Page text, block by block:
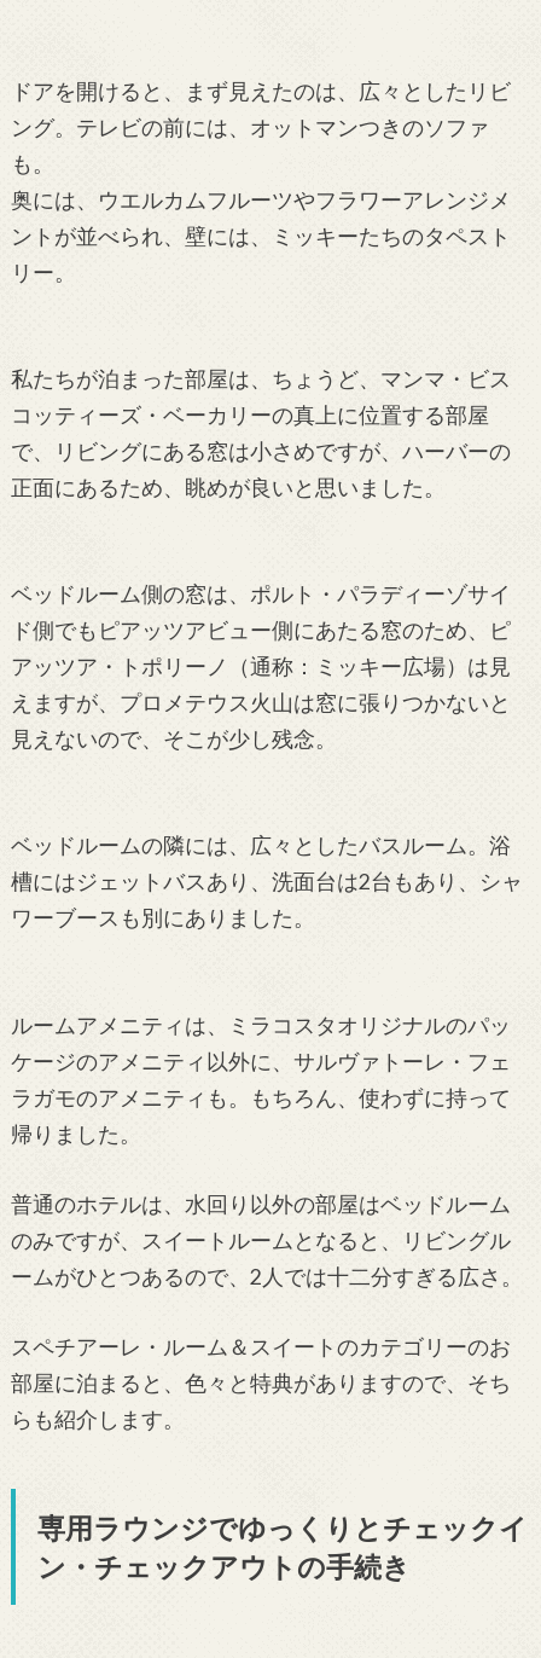
ドアを開けると、まず見えたのは、広々としたリビ
ング。テレビの前には、オットマンつきのソファ
も。
奥には、ウエルカムフルーツやフラワーアレンジメ
ントが並べられ、壁には、ミッキーたちのタペスト
リー。
私たちが泊まった部屋は、ちょうど、マンマ・ビス
コッティーズ・ベーカリーの真上に位置する部屋
で、リビングにある窓は小さめですが、ハーバーの
正面にあるため、眺めが良いと思いました。
ベッドルーム側の窓は、ポルト・パラディーゾサイ
ド側でもピアッツアビュー側にあたる窓のため、ピ
アッツア・トポリーノ（通称：ミッキー広場）は見
えますが、プロメテウス火山は窓に張りつかないと
見えないので、そこが少し残念。
ベッドルームの隣には、広々としたバスルーム。浴
槽にはジェットバスあり、洗面台は2台もあり、シャ
ワーブースも別にありました。
ルームアメニティは、ミラコスタオリジナルのパッ
ケージのアメニティ以外に、サルヴァトーレ・フェ
ラガモのアメニティも。もちろん、使わずに持って
帰りました。
普通のホテルは、水回り以外の部屋はベッドルーム
のみですが、スイートルームとなると、リビングル
ームがひとつあるので、2人では十二分すぎる広さ。
スペチアーレ・ルーム＆スイートのカテゴリーのお
部屋に泊まると、色々と特典がありますので、そち
らも紹介します。
専用ラウンジでゆっくりとチェックイ
ン・チェックアウトの手続き